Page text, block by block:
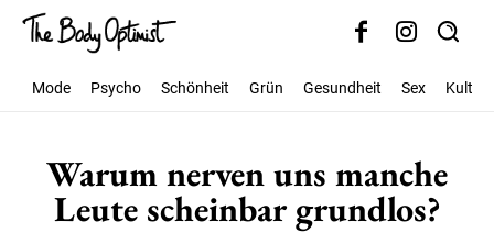
Mode Psycho Schönheit Grün Gesundheit Sex Kultur
Warum nerven uns manche
Leute scheinbar grundlos?